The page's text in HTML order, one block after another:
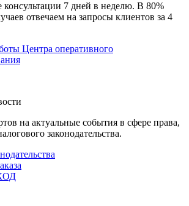
7 дней в неделю. В 80%
отвечаем на запросы клиентов за 4
Центра оперативного
на актуальные события в сфере права,
законодательства.